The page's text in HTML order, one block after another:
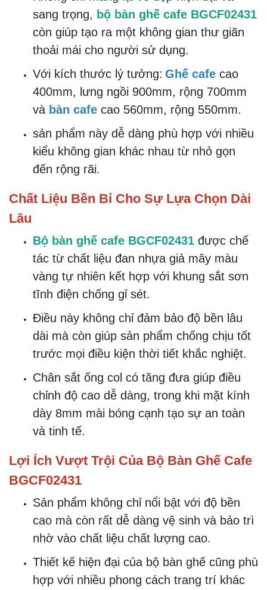
nhau.
Dù bạn là chủquán cafe, nhà hàng hay
chỉ đơn giản muốn làm mới không gian
sân vườn hoặc ban công gia đình, sản
phẩm này đều đáp ứng được nhu cầu của
bạn.
Thiết kế tinh tế và sang trọng của bộ bàn
ghế sẽ tạo điểm nhấn nổi bật cho bất kỳ
không gian nào.
Tận Hưởng Không Gian Thư Giãn Tuyệt
Vời
Không chỉ mang lại vẻ đẹp hiện đại và
sang trọng,bộ bàn ghế cafe BGCF02431
còn giúp tạo ra một không gian thư giãn
thoải mái cho người sử dụng.
Với kích thước lý tưởng:
Ghế cafe cao
400mm, lưng ngồi 900mm, rộng 700mm
bàn cafecao 560mm, rộng 550mm.
sản phẩm này dễ dàng phù hợp với nhiều
kiểu không gian khác nhau từ nhỏ gọn
đến rộng rãi.
Chất Liệu Bền Bỉ Cho Sự Lựa Chọn Dài
Lâu
Bộ bàn ghế cafe BGCF02431
tác từ chất liệu đan nhựa giả mây màu
vàng tự nhiên kết hợp với khung sắt sơn
tĩnh điện chống gỉ sét.
Điều này không chỉ đảm bảo độ bền lâu
dài mà còn giúp sản phẩm chống chịu tốt